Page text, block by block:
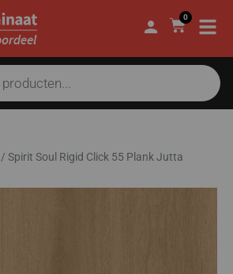
0
/ Spirit Soul Rigid Click 55 Plank Jutta